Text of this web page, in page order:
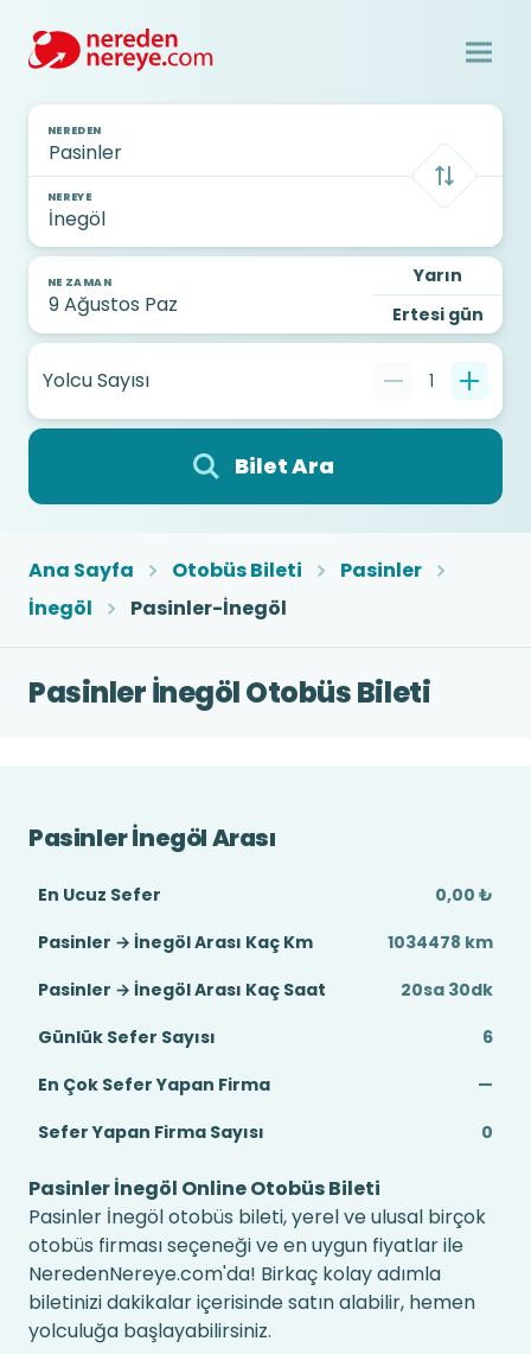
NEREDEN
NEREYE
NE ZAMAN
Yarın
Ertesi gün
Yolcu Sayısı 1
Bilet Ara
Ana Sayfa Otobüs Bileti
Pasinler
İnegöl
Pasinler-İnegöl
Pasinler İnegöl Otobüs Bileti
Pasinler İnegöl Arası
En Ucuz Sefer
0,00 ₺
Pasinler → İnegöl Arası Kaç Km
1034478 km
Pasinler → İnegöl Arası Kaç Saat
20sa 30dk
Günlük Sefer Sayısı
6
En Çok Sefer Yapan Firma
—
Sefer Yapan Firma Sayısı
0
Pasinler İnegöl Online Otobüs Bileti
Pasinler İnegöl otobüs bileti, yerel ve ulusal birçok
otobüs firması seçeneği ve en uygun fiyatlar ile
NeredenNereye.com'da! Birkaç kolay adımla
biletinizi dakikalar içerisinde satın alabilir, hemen
yolculuğa başlayabilirsiniz.